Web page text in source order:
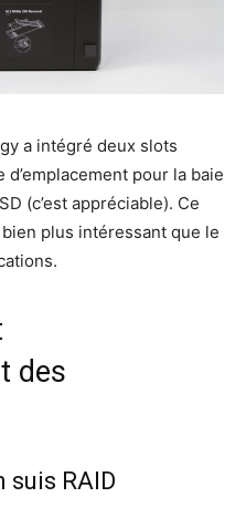
a intégré deux slots
pour la baie
(c’est appréciable). Ce
plus intéressant que le
des
suis RAID